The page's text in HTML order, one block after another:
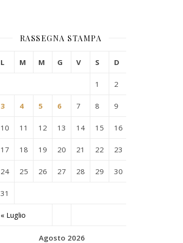
RASSEGNA STAMPA
Agosto 2026
L M M G V S D
« Luglio
1 2
3 4 5 6 7 8 9
10 11 12 13 14 15 16
17 18 19 20 21 22 23
24 25 26 27 28 29 30
31